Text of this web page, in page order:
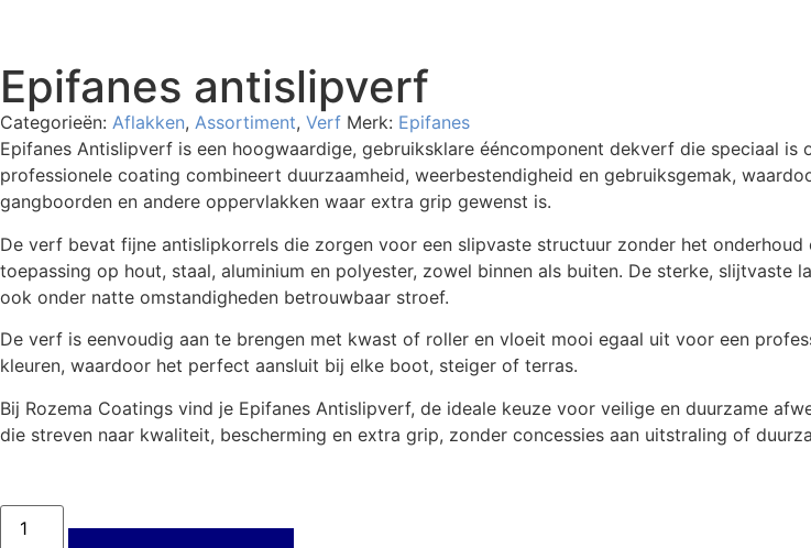
Epifanes antislipverf
Categorieën: Aflakken, Assortiment, Verf Merk: Epifanes
Epifanes Antislipverf is een hoogwaardige, gebruiksklare ééncomponent dekverf die speciaal
professionele coating combineert duurzaamheid, weerbestendigheid en gebruiksgemak,
gangboorden en andere oppervlakken waar extra grip gewenst is.
De verf bevat fijne antislipkorrels die zorgen voor een slipvaste structuur zonder het
toepassing op hout, staal, aluminium en polyester, zowel binnen als buiten. De sterke,
ook onder natte omstandigheden betrouwbaar stroef.
De verf is eenvoudig aan te brengen met kwast of roller en vloeit mooi egaal uit voor een
kleuren, waardoor het perfect aansluit bij elke boot, steiger of terras.
Bij Rozema Coatings vind je Epifanes Antislipverf, de ideale keuze voor veilige en duurzame
die streven naar kwaliteit, bescherming en extra grip, zonder concessies aan uitstraling of